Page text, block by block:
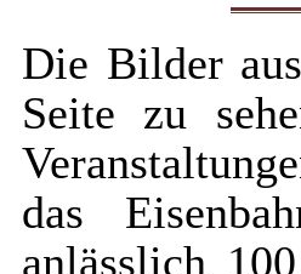
Die Bilder
Seite zu
das
anlässlich